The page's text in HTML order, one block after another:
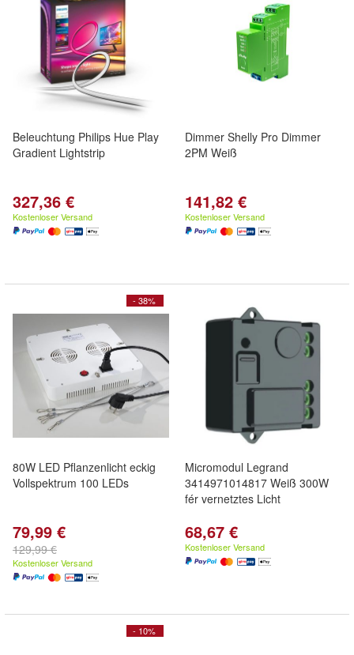
Beleuchtung Philips Hue Play
Gradient Lightstrip
327,36 €
Kostenloser Versand
Dimmer Shelly Pro Dimmer
2PM Weiß
141,82 €
Kostenloser Versand
- 38%
80W LED Pflanzenlicht eckig
Vollspektrum 100 LEDs
79,99 €
129,99 €
Kostenloser Versand
Micromodul Legrand
3414971014817 Weiß 300W
fér vernetztes Licht
68,67 €
Kostenloser Versand
- 10%